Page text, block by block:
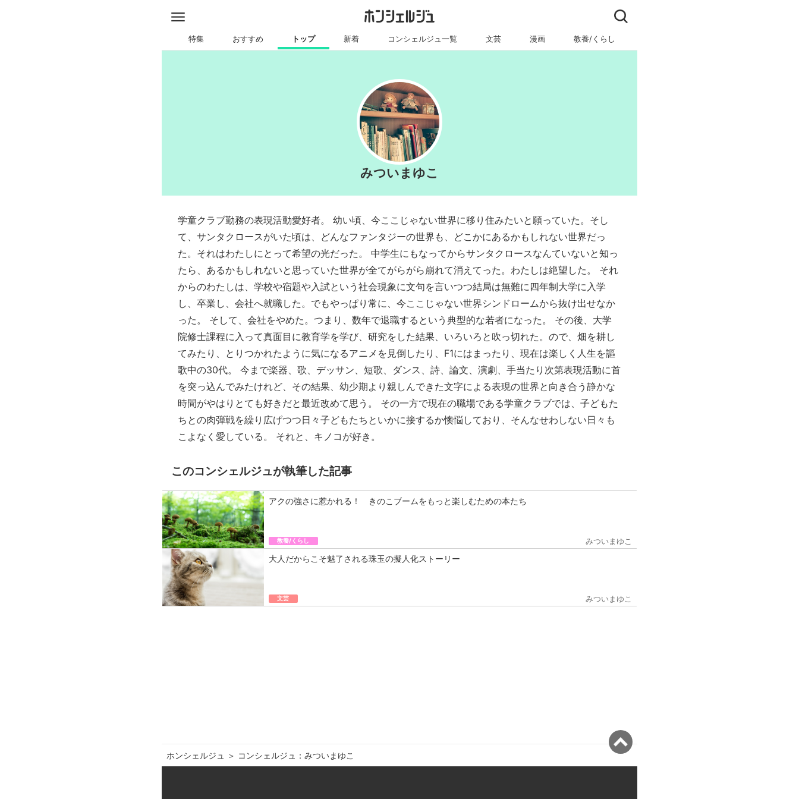
特集 おすすめ トップ 新着 コンシェルジュ一覧 文芸 漫画 教養/くらし
みついまゆこ
学童クラブ勤務の表現活動愛好者。 幼い頃、今ここじゃない世界に移り住みたいと願っていた。そし
て、サンタクロースがいた頃は、どんなファンタジーの世界も、どこかにあるかもしれない世界だっ
た。それはわたしにとって希望の光だった。 中学生にもなってからサンタクロースなんていないと知っ
たら、あるかもしれないと思っていた世界が全てがらがら崩れて消えてった。わたしは絶望した。 それ
からのわたしは、学校や宿題や入試という社会現象に文句を言いつつ結局は無難に四年制大学に入学
し、卒業し、会社へ就職した。でもやっぱり常に、今ここじゃない世界シンドロームから抜け出せなか
った。 そして、会社をやめた。つまり、数年で退職するという典型的な若者になった。 その後、大学
院修士課程に入って真面目に教育学を学び、研究をした結果、いろいろと吹っ切れた。ので、畑を耕し
てみたり、とりつかれたように気になるアニメを見倒したり、F1にはまったり、現在は楽しく人生を謳
歌中の30代。 今まで楽器、歌、デッサン、短歌、ダンス、詩、論文、演劇、手当たり次第表現活動に首
を突っ込んでみたけれど、その結果、幼少期より親しんできた文字による表現の世界と向き合う静かな
時間がやはりとても好きだと最近改めて思う。 その一方で現在の職場である学童クラブでは、子どもた
ちとの肉弾戦を繰り広げつつ日々子どもたちといかに接するか懊悩しており、そんなせわしない日々も
こよなく愛している。 それと、キノコが好き。
このコンシェルジュが執筆した記事
アクの強さに惹かれる！ きのこブームをもっと楽しむための本たち
教養/くらし みついまゆこ
大人だからこそ魅了される珠玉の擬人化ストーリー
文芸 みついまゆこ
ホンシェルジュ ＞ コンシェルジュ：みついまゆこ